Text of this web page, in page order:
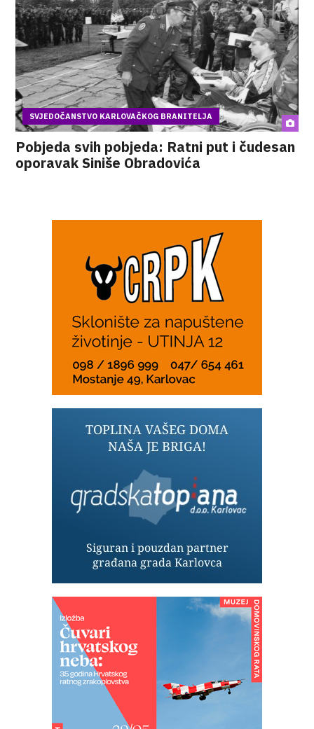
SVJEDOČANSTVO KARLOVAČKOG BRANITELJA
Pobjeda svih pobjeda: Ratni put i čudesan
oporavak Siniše Obradovića